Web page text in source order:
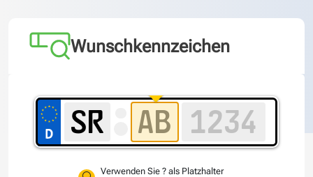
Wunschkennzeichen
Verwenden Sie ? als Platzhalter